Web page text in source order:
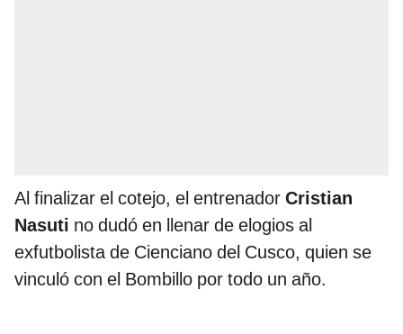
Al finalizar el cotejo, el entrenador Cristian
Nasuti no dudó en llenar de elogios al
exfutbolista de Cienciano del Cusco, quien se
vinculó con el Bombillo por todo un año.